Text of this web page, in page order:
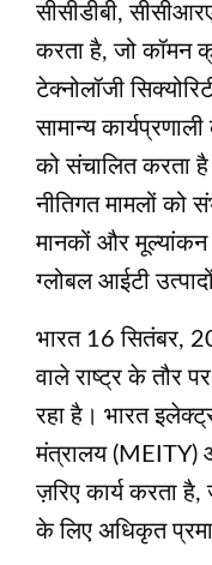
सीसीडीबी,
करता है, जो कॉमन
टेक्नोलॉजी
सामान्य
को संचालित करता
नीतिगत मामलों को
मानकों और
ग्लोबल आईटी
भारत 16 सितंबर,
वाले राष्ट्र के तौर
रहा है। भारत
मंत्रालय (MEITY)
ज़रिए कार्य करता
के लिए अधिकृत